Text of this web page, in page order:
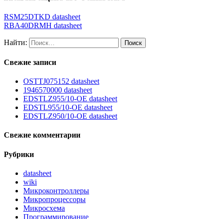
RSM25DTKD datasheet
RBA40DRMH datasheet
Найти:
Свежие записи
OSTTJ075152 datasheet
1946570000 datasheet
EDSTLZ955/10-OE datasheet
EDSTL955/10-OE datasheet
EDSTLZ950/10-OE datasheet
Свежие комментарии
Рубрики
datasheet
wiki
Микроконтроллеры
Микропроцессоры
Микросхема
Программирование